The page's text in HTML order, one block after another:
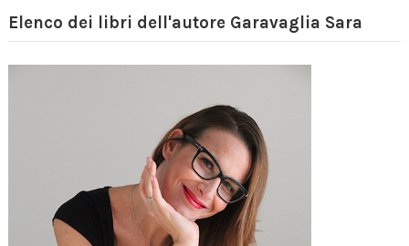
Elenco dei libri dell'autore Garavaglia Sara